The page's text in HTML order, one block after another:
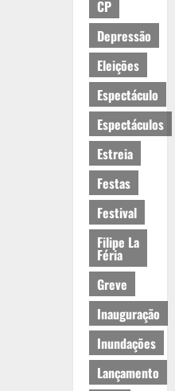
CP
Depressão
Eleições
Espectáculo
Espectáculos
Estreia
Festas
Festival
Filipe La
Féria
Greve
Inauguração
Inundações
Lançamento